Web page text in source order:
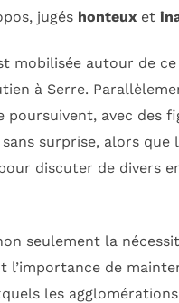
jugés honteux et
mobilisée autour de
à Serre.
poursuivent, avec des
surprise, alors que
discuter de divers
seulement la
l’importance de
les